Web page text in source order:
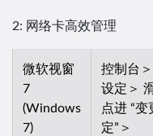
2: 网络卡高效管理
微软视窗
7
(Windows
7)
控制台
设定＞
点进 “
定”＞